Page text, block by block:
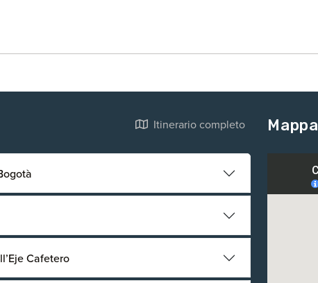
Itinerario completo
Cafetero
Mappa